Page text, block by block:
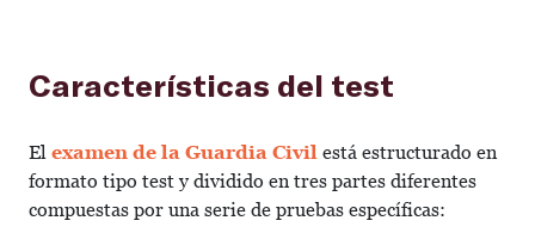
Características del test
El examen de la Guardia Civil está estructurado en
formato tipo test y dividido en tres partes diferentes
compuestas por una serie de pruebas específicas: